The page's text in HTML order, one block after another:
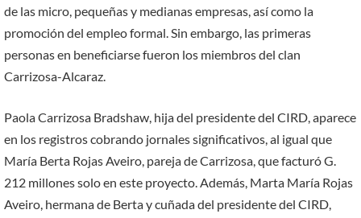
de las micro, pequeñas y medianas empresas, así como la
promoción del empleo formal. Sin embargo, las primeras
personas en beneficiarse fueron los miembros del clan
Carrizosa-Alcaraz.
Paola Carrizosa Bradshaw, hija del presidente del CIRD, aparece
en los registros cobrando jornales significativos, al igual que
María Berta Rojas Aveiro, pareja de Carrizosa, que facturó G.
212 millones solo en este proyecto. Además, Marta María Rojas
Aveiro, hermana de Berta y cuñada del presidente del CIRD,